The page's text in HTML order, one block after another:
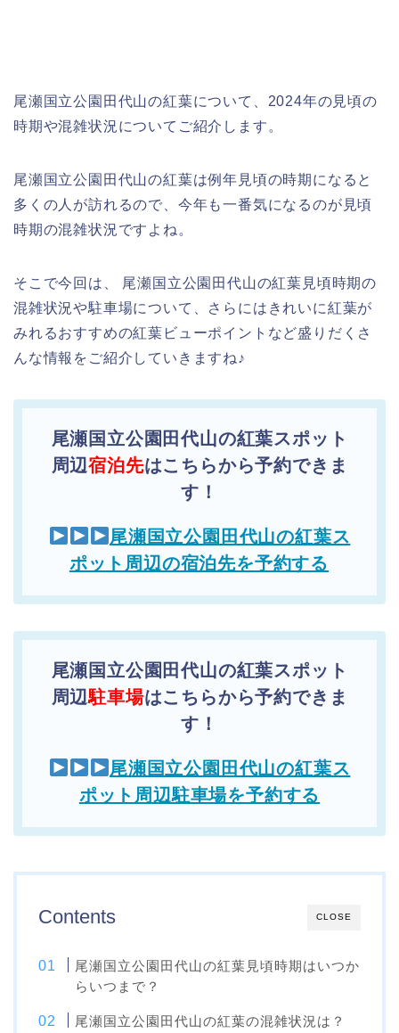
尾瀬国立公園田代山の紅葉について、2024年の見頃の
時期や混雑状況についてご紹介します。
尾瀬国立公園田代山の紅葉は例年見頃の時期になると
多くの人が訪れるので、今年も一番気になるのが見頃
時期の混雑状況ですよね。
そこで今回は、 尾瀬国立公園田代山の紅葉見頃時期の
混雑状況や駐車場について、さらにはきれいに紅葉が
みれるおすすめの紅葉ビューポイントなど盛りだくさ
んな情報をご紹介していきますね♪
尾瀬国立公園田代山の紅葉スポット
周辺宿泊先はこちらから予約できま
す！
尾瀬国立公園田代山の紅葉ス
ポット周辺の宿泊先を予約する
尾瀬国立公園田代山の紅葉スポット
周辺駐車場はこちらから予約できま
す！
尾瀬国立公園田代山の紅葉ス
ポット周辺駐車場を予約する
CLOSE
Contents
尾瀬国立公園田代山の紅葉見頃時期はいつか
らいつまで？
尾瀬国立公園田代山の紅葉の混雑状況は？